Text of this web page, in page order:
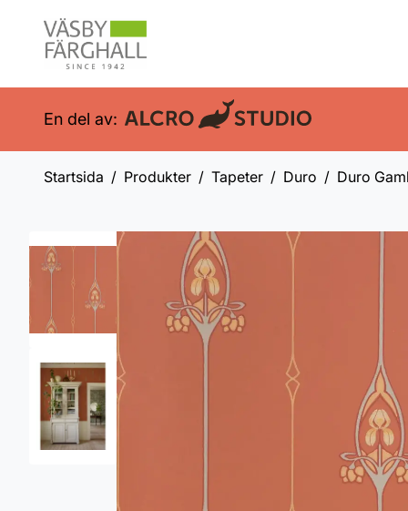
En del av:
Startsida Produkter Tapeter Duro Duro